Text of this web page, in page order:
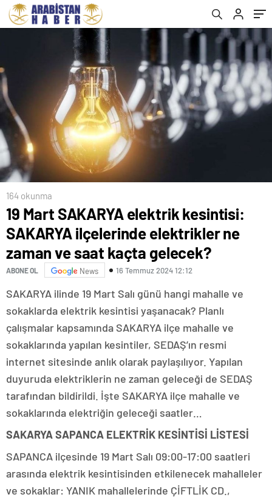
saat kaçta gelecek?
164 okunma
19 Mart SAKARYA elektrik kesintisi:
SAKARYA ilçelerinde elektrikler ne
zaman ve saat kaçta gelecek?
ABONE OL News 16 Temmuz 2024 12:12
SAKARYA ilinde 19 Mart Salı günü hangi mahalle ve
sokaklarda elektrik kesintisi yaşanacak? Planlı
çalışmalar kapsamında SAKARYA ilçe mahalle ve
sokaklarında yapılan kesintiler, SEDAŞ’ın resmi
internet sitesinde anlık olarak paylaşılıyor. Yapılan
duyuruda elektriklerin ne zaman geleceği de SEDAŞ
tarafından bildirildi. İşte SAKARYA ilçe mahalle ve
sokaklarında elektriğin geleceği saatler…
SAKARYA SAPANCA ELEKTRİK KESİNTİSİ LİSTESİ
SAPANCA ilçesinde 19 Mart Salı 09:00-17:00 saatleri
arasında elektrik kesintisinden etkilenecek mahalleler
ve sokaklar: YANIK mahallelerinde ÇİFTLİK CD.,
kaçta gelecek?